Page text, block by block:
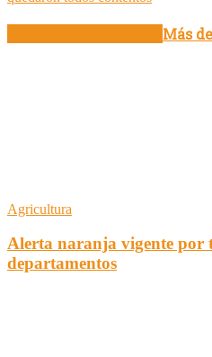
Más
Agricultura
Alerta naranja vigente por
departamentos